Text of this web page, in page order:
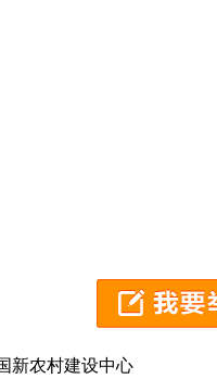
新农村建设中心